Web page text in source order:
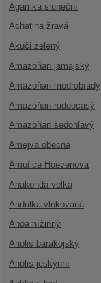
Agamka sluneční
Achatina žravá
Akuči zelený
Amazoňan jamajský
Amazoňan modrobradý
Amazoňan rudoocasý
Amazoňan šedohlavý
Amejva obecná
Amuřice Hoevenova
Anakonda velká
Andulka vlnkovaná
Anoa nížinný
Anolis barakojský
Anolis jeskynní